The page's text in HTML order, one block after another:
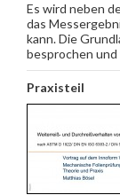
Es wird neben
das
kann. Die
besprochen
Praxisteil